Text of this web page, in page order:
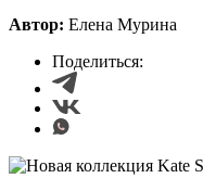
Автор: Елена Мурина
Поделиться: